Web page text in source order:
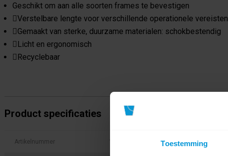
Toestemming
Geschikt om aan alle soorten frames te bevestigen
Verstelbare lengte voor verschillende operationele vereisten
Gemaakt van sterke, duurzame materialen: schokbestendig
Licht en ergonomisch
Recyclebaar
Product specificaties
Artikelnummer 101455-2